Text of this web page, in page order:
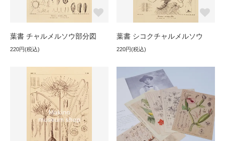
葉書 チャルメルソウ部分図
220円(税込)
葉書 シコクチャルメルソウ
220円(税込)